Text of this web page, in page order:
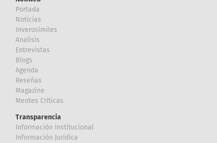
Portada
Noticias
Inverosímiles
Analisis
Entrevistas
Blogs
Agenda
Reseñas
Magazine
Mentes Críticas
Transparencia
Información Institucional
Información Jurídica